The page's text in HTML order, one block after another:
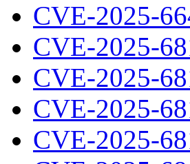
CVE-2025-
CVE-2025-
CVE-2025-
CVE-2025-
CVE-2025-